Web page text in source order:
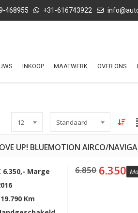
468955 +31-616743922
INKOOP MAATWERK OVER ONS
12 Standaard
UP! BLUEMOTION AIRCO/
6.350,- Marge
Km
6.850 6.350